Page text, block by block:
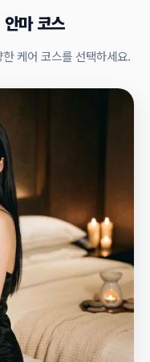
안마 코스
케어 코스를 선택하세요.